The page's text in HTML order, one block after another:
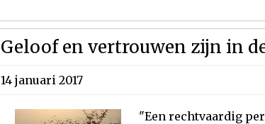
Geloof en vertrouwen zijn in
14 januari 2017
"Een rechtvaardig